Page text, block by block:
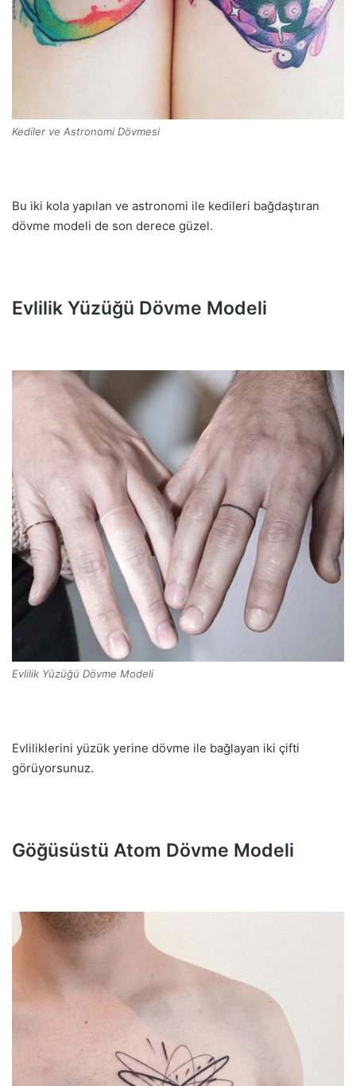
Kediler ve Astronomi Dövmesi
Bu iki kola yapılan ve astronomi ile kedileri bağdaştıran
dövme modeli de son derece güzel.
Evlilik Yüzüğü Dövme Modeli
Evlilik Yüzüğü Dövme Modeli
Evliliklerini yüzük yerine dövme ile bağlayan iki çifti
görüyorsunuz.
Göğüsüstü Atom Dövme Modeli